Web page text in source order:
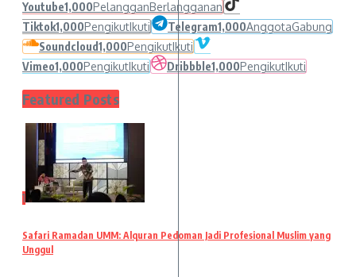
Youtube1,000PelangganBerlangganan
Tiktok1,000PengikutIkuti Telegram1,000AnggotaGabung
Soundcloud1,000PengikutIkuti
Vimeo1,000PengikutIkuti Dribbble1,000PengikutIkuti
Featured Posts
1
Safari Ramadan UMM: Alquran Pedoman Jadi Profesional Muslim yang
Unggul